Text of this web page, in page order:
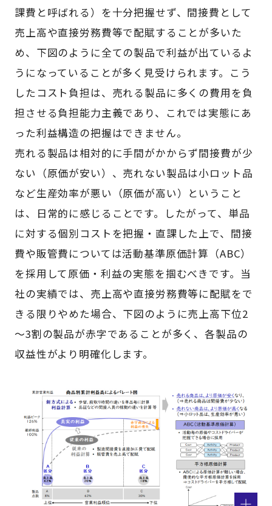
課費と呼ばれる）を十分把握せず、間接費として
売上高や直接労務費等で配賦することが多いた
め、下図のように全ての製品で利益が出ているよ
うになっていることが多く見受けられます。こう
したコスト負担は、売れる製品に多くの費用を負
担させる負担能力主義であり、これでは実態にあ
った利益構造の把握はできません。
売れる製品は相対的に手間がかからず間接費が少
ない（原価が安い）、売れない製品は小ロット品
など生産効率が悪い（原価が高い）ということ
は、日常的に感じることです。したがって、単品
に対する個別コストを把握・直課した上で、間接
費や販管費については活動基準原価計算（ABC）
を採用して原価・利益の実態を掴むべきです。当
社の実績では、売上高や直接労務費等に配賦をで
きる限りやめた場合、下図のように売上高下位2
～3割の製品が赤字であることが多く、各製品の
収益性がより明確化します。